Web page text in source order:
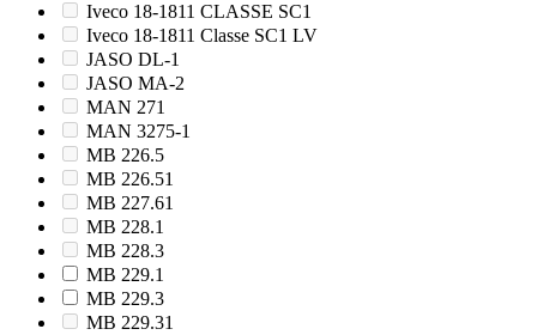
Iveco 18-1811 CLASSE SC1
Iveco 18-1811 Classe SC1 LV
JASO DL-1
JASO MA-2
MAN 271
MAN 3275-1
MB 226.5
MB 226.51
MB 227.61
MB 228.1
MB 228.3
MB 229.1
MB 229.3
MB 229.31